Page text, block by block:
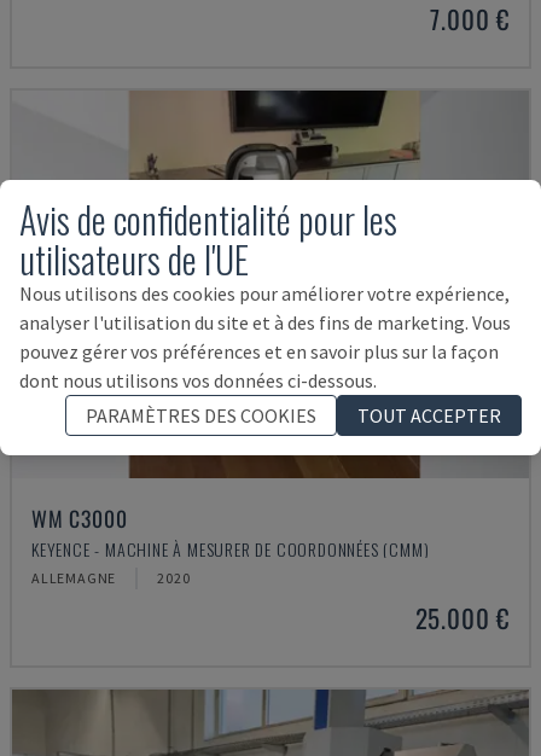
7.000 €
WM C3000
KEYENCE - MACHINE À MESURER DE COORDONNÉES (CMM)
ALLEMAGNE 2020
25.000 €
Avis de confidentialité pour les
utilisateurs de l'UE
Nous utilisons des cookies pour améliorer votre expérience,
analyser l'utilisation du site et à des fins de marketing. Vous
pouvez gérer vos préférences et en savoir plus sur la façon
dont nous utilisons vos données ci-dessous.
PARAMÈTRES DES COOKIES
TOUT ACCEPTER